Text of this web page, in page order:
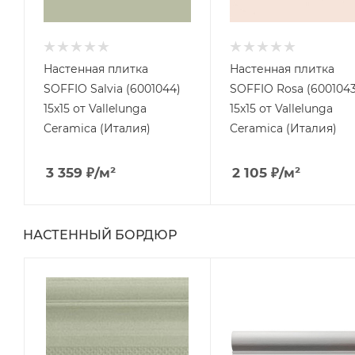
Настенная плитка
SOFFIO Salvia (6001044)
15x15 от Vallelunga
Ceramica (Италия)
3 359 ₽/м²
Настенная плитка
SOFFIO Rosa
15x15 от Vallelunga
Ceramica (Италия)
2 105₽/м²
НАСТЕННЫЙ БОРДЮР